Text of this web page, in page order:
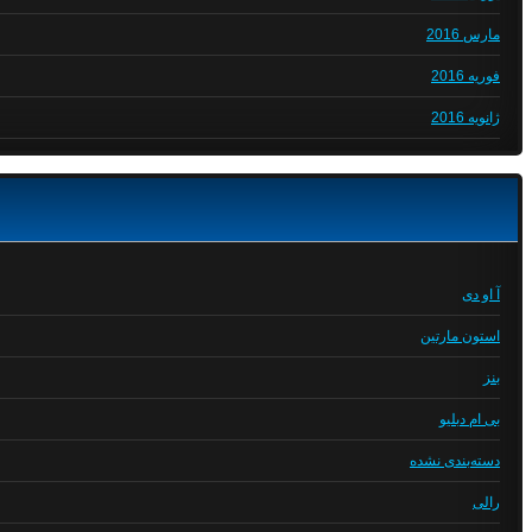
مارس 2016
فوریه 2016
ژانویه 2016
آ او دی
استون مارتین
بنز
بی ام دبلیو
دسته‌بندی نشده
رالی